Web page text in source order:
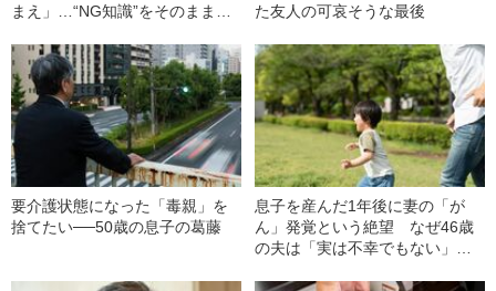
まえ」…“NG知識”をそのままに
た友人の可哀そうな最後
要介護状態になった「毒親」を
捨てたい──50歳の息子の葛藤
息子を産んだ1年後に妻の「が
ん」発覚という絶望 なぜ46歳
の夫は「実は不幸でもない」と